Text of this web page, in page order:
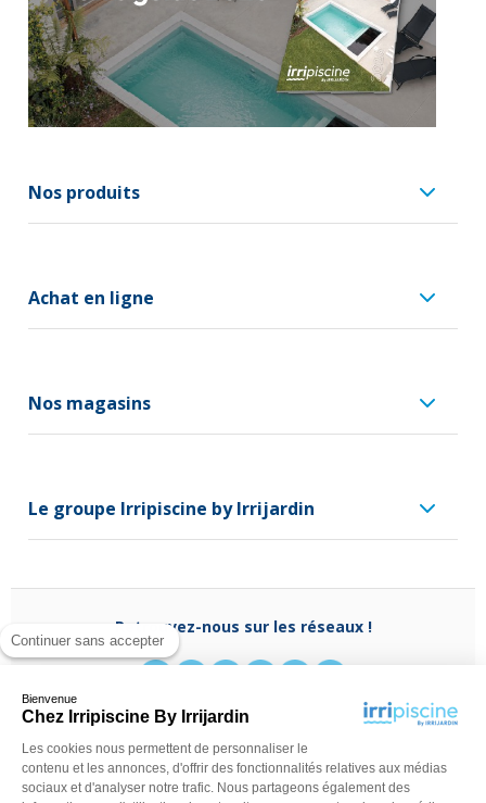
Continuer sans accepter
Bienvenue
Chez Irripiscine By Irrijardin
Les cookies nous permettent de personnaliser le
contenu et les annonces, d'offrir des fonctionnalités relatives aux médias
sociaux et d'analyser notre trafic. Nous partageons également des
Nos produits
Achat en ligne
Nos magasins
Le groupe Irripiscine by Irrijardin
Retrouvez-nous sur les réseaux !
Besoin d'aide ?
0970 818 918
(appel non surtaxé)